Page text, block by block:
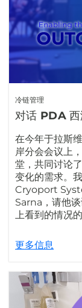
冷链管理
对话 PDA
在今年于拉斯
岸分会会议上
堂，共同讨论
变化的需求。
Cryoport
Sarna，请他
上看到的情况
更多信息